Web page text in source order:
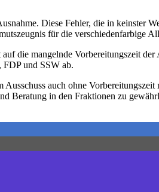
Diese Fehler, die in keinster
für die verschiedenfarbige
die mangelnde Vorbereitungszeit
FDP und SSW ab.
auch ohne
Beratung in den Fraktionen zu